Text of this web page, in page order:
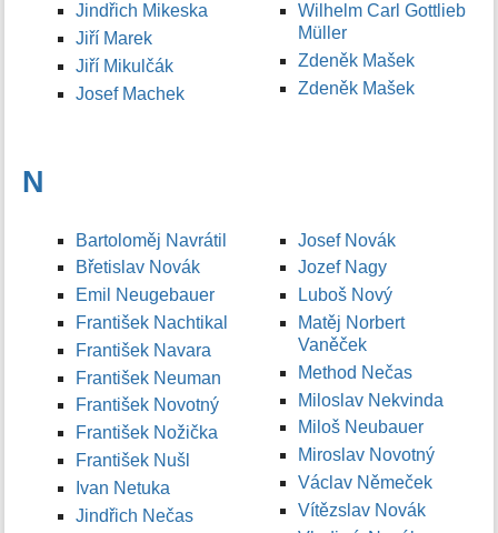
Jindřich Mikeska
Jiří Marek
Jiří Mikulčák
Josef Machek
Wilhelm Carl Gottlieb
Müller
Zdeněk Mašek
Zdeněk Mašek
N
Bartoloměj Navrátil
Břetislav Novák
Emil Neugebauer
František Nachtikal
František Navara
František Neuman
František Novotný
František Nožička
František Nušl
Ivan Netuka
Jindřich Nečas
Josef Novák
Jozef Nagy
Luboš Nový
Matěj Norbert
Vaněček
Method Nečas
Miloslav Nekvinda
Miloš Neubauer
Miroslav Novotný
Václav Němeček
Vítězslav Novák